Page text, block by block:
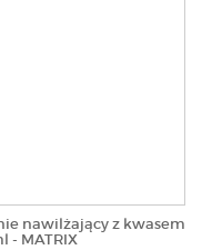
nawilżający z kwasem
- MATRIX